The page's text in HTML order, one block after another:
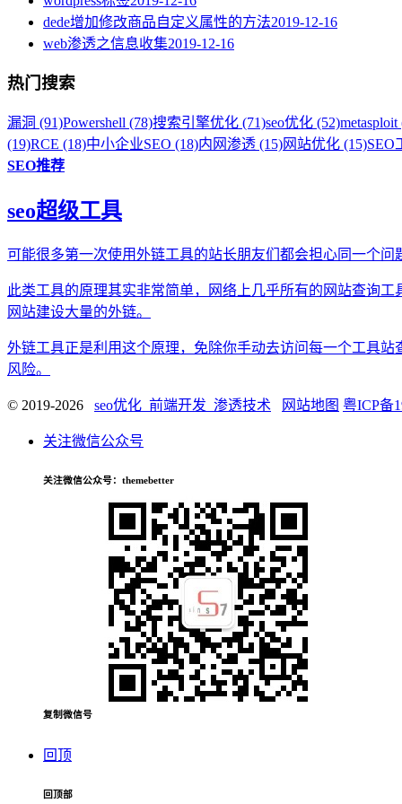
dede增加修改商品自定义属性的方法2019-12-16
web渗透之信息收集2019-12-16
热门搜索
漏洞 (91)Powershell (78)搜索引擎优化 (71)seo优化 (52)metasploit
(19)RCE (18)中小企业SEO (18)内网渗透 (15)网站优化 (15)SEO
SEO推荐
seo超级工具
可能很多第一次使用外链工具的站长朋友们都会担心同一个
此类工具的原理其实非常简单，网络上几乎所有的网站查询
网站建设大量的外链。
外链工具正是利用这个原理，免除你手动去访问每一个工具
风险。
© 2019-2026 seo优化_前端开发_渗透技术 网站地图 粤ICP备
关注微信公众号
关注微信公众号：themebetter
复制微信号
回顶
回顶部